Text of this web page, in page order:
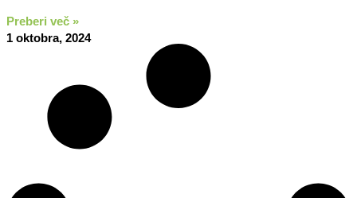
Preberi več »
1 oktobra, 2024